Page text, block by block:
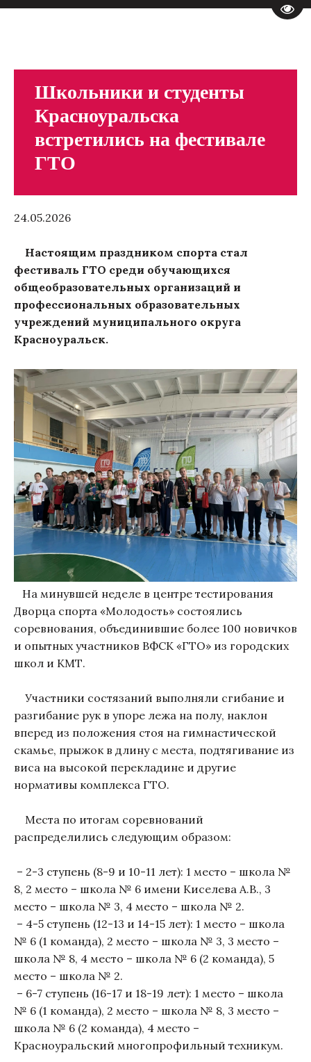
Школьники и студенты
Красноуральска
встретились на фестивале
ГТО
24.05.2026
Настоящим праздником спорта стал
фестиваль ГТО среди обучающихся
общеобразовательных организаций и
профессиональных образовательных
учреждений муниципального округа
Красноуральск.
На минувшей неделе в центре тестирования
Дворца спорта «Молодость» состоялись
соревнования, объединившие более 100 новичков
и опытных участников ВФСК «ГТО» из городских
школ и КМТ.
Участники состязаний выполняли сгибание и
разгибание рук в упоре лежа на полу, наклон
вперед из положения стоя на гимнастической
скамье, прыжок в длину с места, подтягивание из
виса на высокой перекладине и другие
нормативы комплекса ГТО.
Места по итогам соревнований
распределились следующим образом:
– 2-3 ступень (8-9 и 10-11 лет): 1 место – школа №
8, 2 место – школа № 6 имени Киселева А.В., 3
место – школа № 3, 4 место – школа № 2.
– 4-5 ступень (12-13 и 14-15 лет): 1 место – школа
№ 6 (1 команда), 2 место – школа № 3, 3 место –
школа № 8, 4 место – школа № 6 (2 команда), 5
место – школа № 2.
– 6-7 ступень (16-17 и 18-19 лет): 1 место – школа
№ 6 (1 команда), 2 место – школа № 8, 3 место –
школа № 6 (2 команда), 4 место –
Красноуральский многопрофильный техникум.